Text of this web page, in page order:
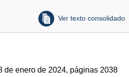
Ver texto consolidado
de enero de 2024, páginas 2038